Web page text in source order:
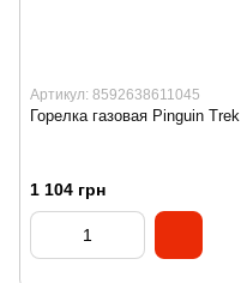
Артикул: 8592638611045
Горелка газовая Pinguin Trek
1 104 грн